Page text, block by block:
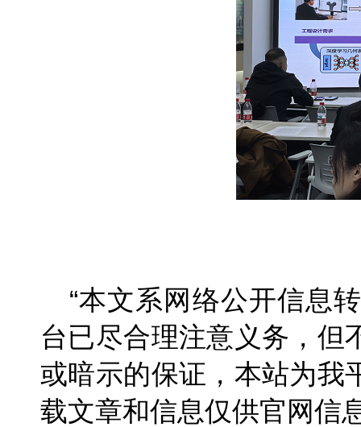
“本文系网络公开信息
台已尽合理注意义务，但
或暗示的保证，本站为我
载文章和信息仅供官